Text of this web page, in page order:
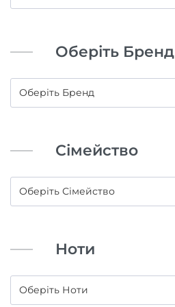
Оберіть Бренд
Сімейство
Ноти